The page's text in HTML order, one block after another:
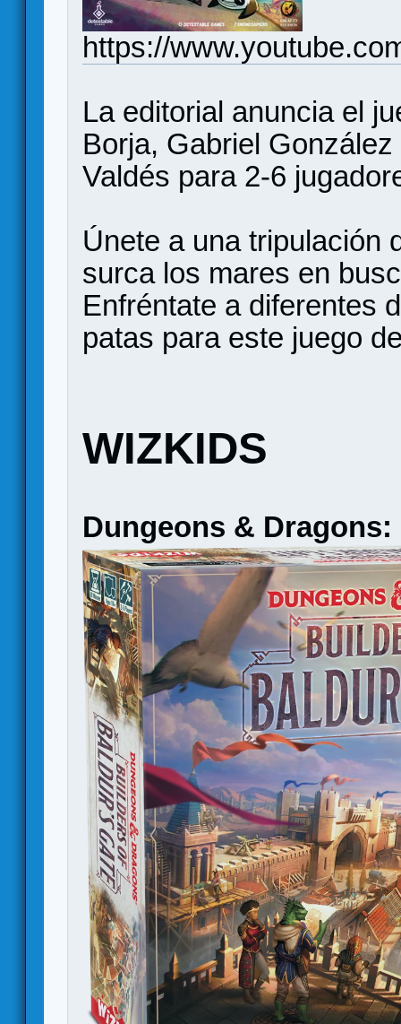
https://
La editorial anuncia el
Borja, Gabriel
Valdés para 2-6
Únete a una tripulación
surca los mares en
Enfréntate a diferentes
patas para este juego
WIZKIDS
Dungeons &